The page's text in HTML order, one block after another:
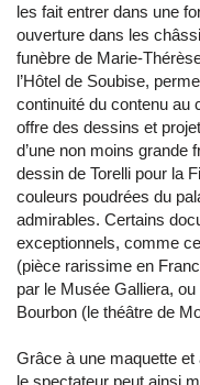
les fait entrer dans une
ouverture dans les
funèbre de Marie-
l’Hôtel de Soubise,
continuité du contenu au
offre des dessins et
d’une non moins grande
dessin de Torelli pour la
couleurs poudrées du
admirables. Certains
exceptionnels, comme
(pièce rarissime en
par le Musée Galliera,
Bourbon (le théâtre de
Grâce à une maquette